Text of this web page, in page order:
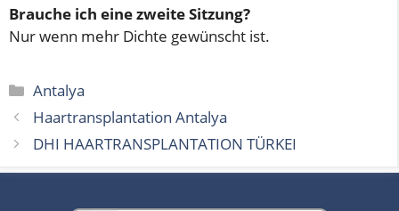
Brauche ich eine zweite Sitzung?
Nur wenn mehr Dichte gewünscht ist.
Kategorien
Antalya
Haartransplantation Antalya
DHI HAARTRANSPLANTATION TÜRKEI